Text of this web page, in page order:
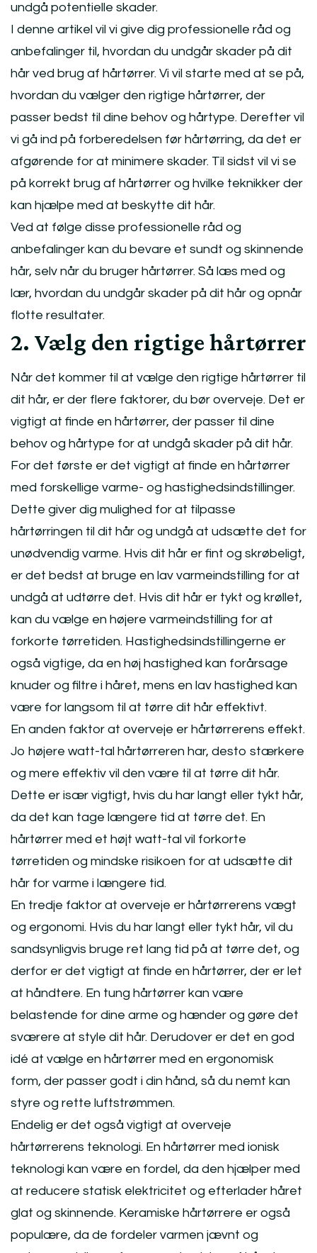
undgå potentielle skader.
I denne artikel vil vi give dig professionelle råd og
anbefalinger til, hvordan du undgår skader på dit
hår ved brug af hårtørrer. Vi vil starte med at se på,
hvordan du vælger den rigtige hårtørrer, der
passer bedst til dine behov og hårtype. Derefter vil
vi gå ind på forberedelsen før hårtørring, da det er
afgørende for at minimere skader. Til sidst vil vi se
på korrekt brug af hårtørrer og hvilke teknikker der
kan hjælpe med at beskytte dit hår.
Ved at følge disse professionelle råd og
anbefalinger kan du bevare et sundt og skinnende
hår, selv når du bruger hårtørrer. Så læs med og
lær, hvordan du undgår skader på dit hår og opnår
flotte resultater.
2. Vælg den rigtige hårtørrer
Når det kommer til at vælge den rigtige hårtørrer til
dit hår, er der flere faktorer, du bør overveje. Det er
vigtigt at finde en hårtørrer, der passer til dine
behov og hårtype for at undgå skader på dit hår.
For det første er det vigtigt at finde en hårtørrer
med forskellige varme- og hastighedsindstillinger.
Dette giver dig mulighed for at tilpasse
hårtørringen til dit hår og undgå at udsætte det for
unødvendig varme. Hvis dit hår er fint og skrøbeligt,
er det bedst at bruge en lav varmeindstilling for at
undgå at udtørre det. Hvis dit hår er tykt og krøllet,
kan du vælge en højere varmeindstilling for at
forkorte tørretiden. Hastighedsindstillingerne er
også vigtige, da en høj hastighed kan forårsage
knuder og filtre i håret, mens en lav hastighed kan
være for langsom til at tørre dit hår effektivt.
En anden faktor at overveje er hårtørrerens effekt.
Jo højere watt-tal hårtørreren har, desto stærkere
og mere effektiv vil den være til at tørre dit hår.
Dette er især vigtigt, hvis du har langt eller tykt hår,
da det kan tage længere tid at tørre det. En
hårtørrer med et højt watt-tal vil forkorte
tørretiden og mindske risikoen for at udsætte dit
hår for varme i længere tid.
En tredje faktor at overveje er hårtørrerens vægt
og ergonomi. Hvis du har langt eller tykt hår, vil du
sandsynligvis bruge ret lang tid på at tørre det, og
derfor er det vigtigt at finde en hårtørrer, der er let
at håndtere. En tung hårtørrer kan være
belastende for dine arme og hænder og gøre det
sværere at style dit hår. Derudover er det en god
idé at vælge en hårtørrer med en ergonomisk
form, der passer godt i din hånd, så du nemt kan
styre og rette luftstrømmen.
Endelig er det også vigtigt at overveje
hårtørrerens teknologi. En hårtørrer med ionisk
teknologi kan være en fordel, da den hjælper med
at reducere statisk elektricitet og efterlader håret
glat og skinnende. Keramiske hårtørrere er også
populære, da de fordeler varmen jævnt og